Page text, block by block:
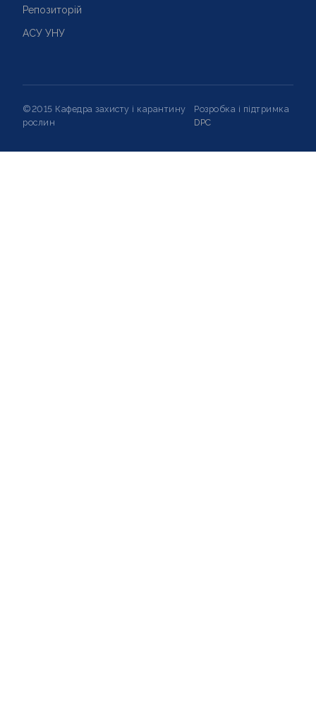
Репозиторій
АСУ УНУ
©2015 Кафедра захисту і карантину
рослин
Розробка і підтримка
DPC